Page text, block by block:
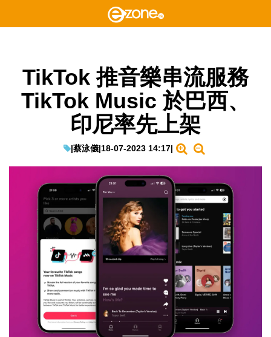
TikTok 推音樂串流服務
TikTok Music 於巴西、
印尼率先上架
|蔡泳儀|18-07-2023 14:17|